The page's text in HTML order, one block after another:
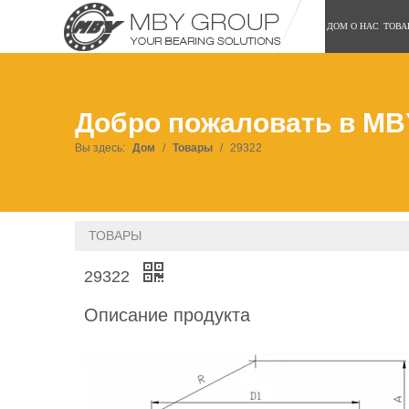
ДОМ О НАС
Добро пожаловать в
Вы здесь: Дом / Товары / 29322
ТОВАРЫ
29322
Описание продукта